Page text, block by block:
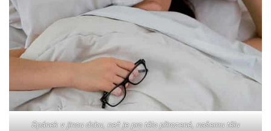
Spánek v jinou dobu, než je pro tělo přirozené, našemu tělu